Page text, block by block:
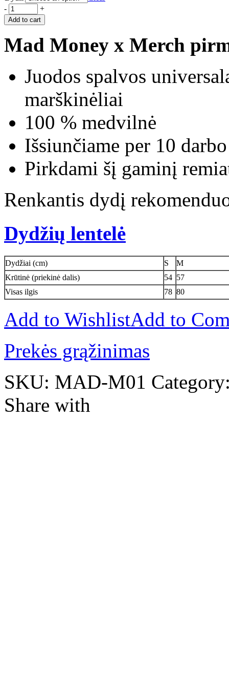
-
+
Add to cart
Mad Money x Merch
Juodos spalvos
marškinėliai
100 % medvilnė
Išsiunčiame per 10
Pirkdami šį gaminį
Renkantis dydį
Dydžių lentelė
Dydžiai (cm) S
M
Krūtinė (priekinė dalis)
54 57
Visas ilgis
78 80
Add to WishlistAdd to
Prekės grąžinimas
SKU: MAD-M01
Share with